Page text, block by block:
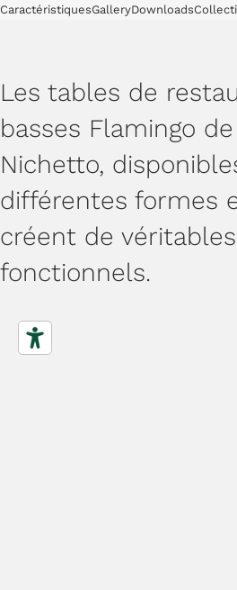
CaractéristiquesGalleryDownloads
Les tables de
basses Flamingo
Nichetto,
différentes formes
créent de
fonctionnels.